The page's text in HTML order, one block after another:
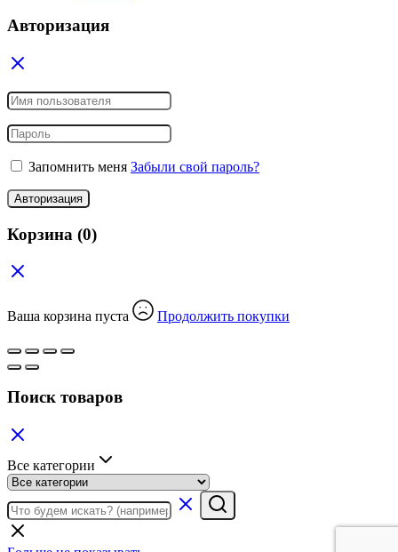
Авторизация
Запомнить меня Забыли свой пароль?
Авторизация
Корзина (0)
Ваша корзина пуста Продолжить покупки
Поиск товаров
Все категории